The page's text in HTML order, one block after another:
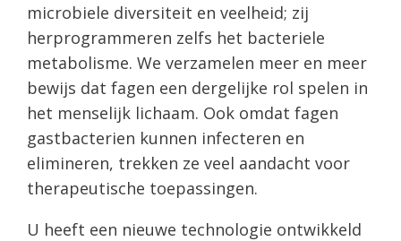
microbiele diversiteit en veelheid; zij
herprogrammeren zelfs het bacteriele
metabolisme. We verzamelen meer en meer
bewijs dat fagen een dergelijke rol spelen in
het menselijk lichaam. Ook omdat fagen
gastbacterien kunnen infecteren en
elimineren, trekken ze veel aandacht voor
therapeutische toepassingen.
U heeft een nieuwe technologie ontwikkeld